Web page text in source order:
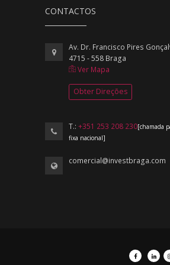
CONTACTOS
Av. Dr. Francisco Pires
4715 - 558 Braga
Ver Mapa
Obter Direções
T.: +351 253 208 230[chamada
fixa nacional]
comercial@investbraga.com